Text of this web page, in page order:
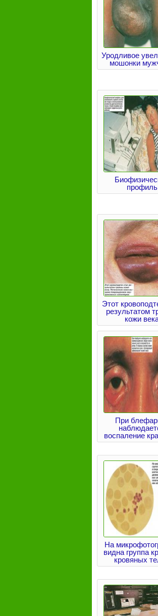
Уродливое
мошонки
профиль
Этот
результатом
кожи
При
воспаление
На
видна группа
кровяных